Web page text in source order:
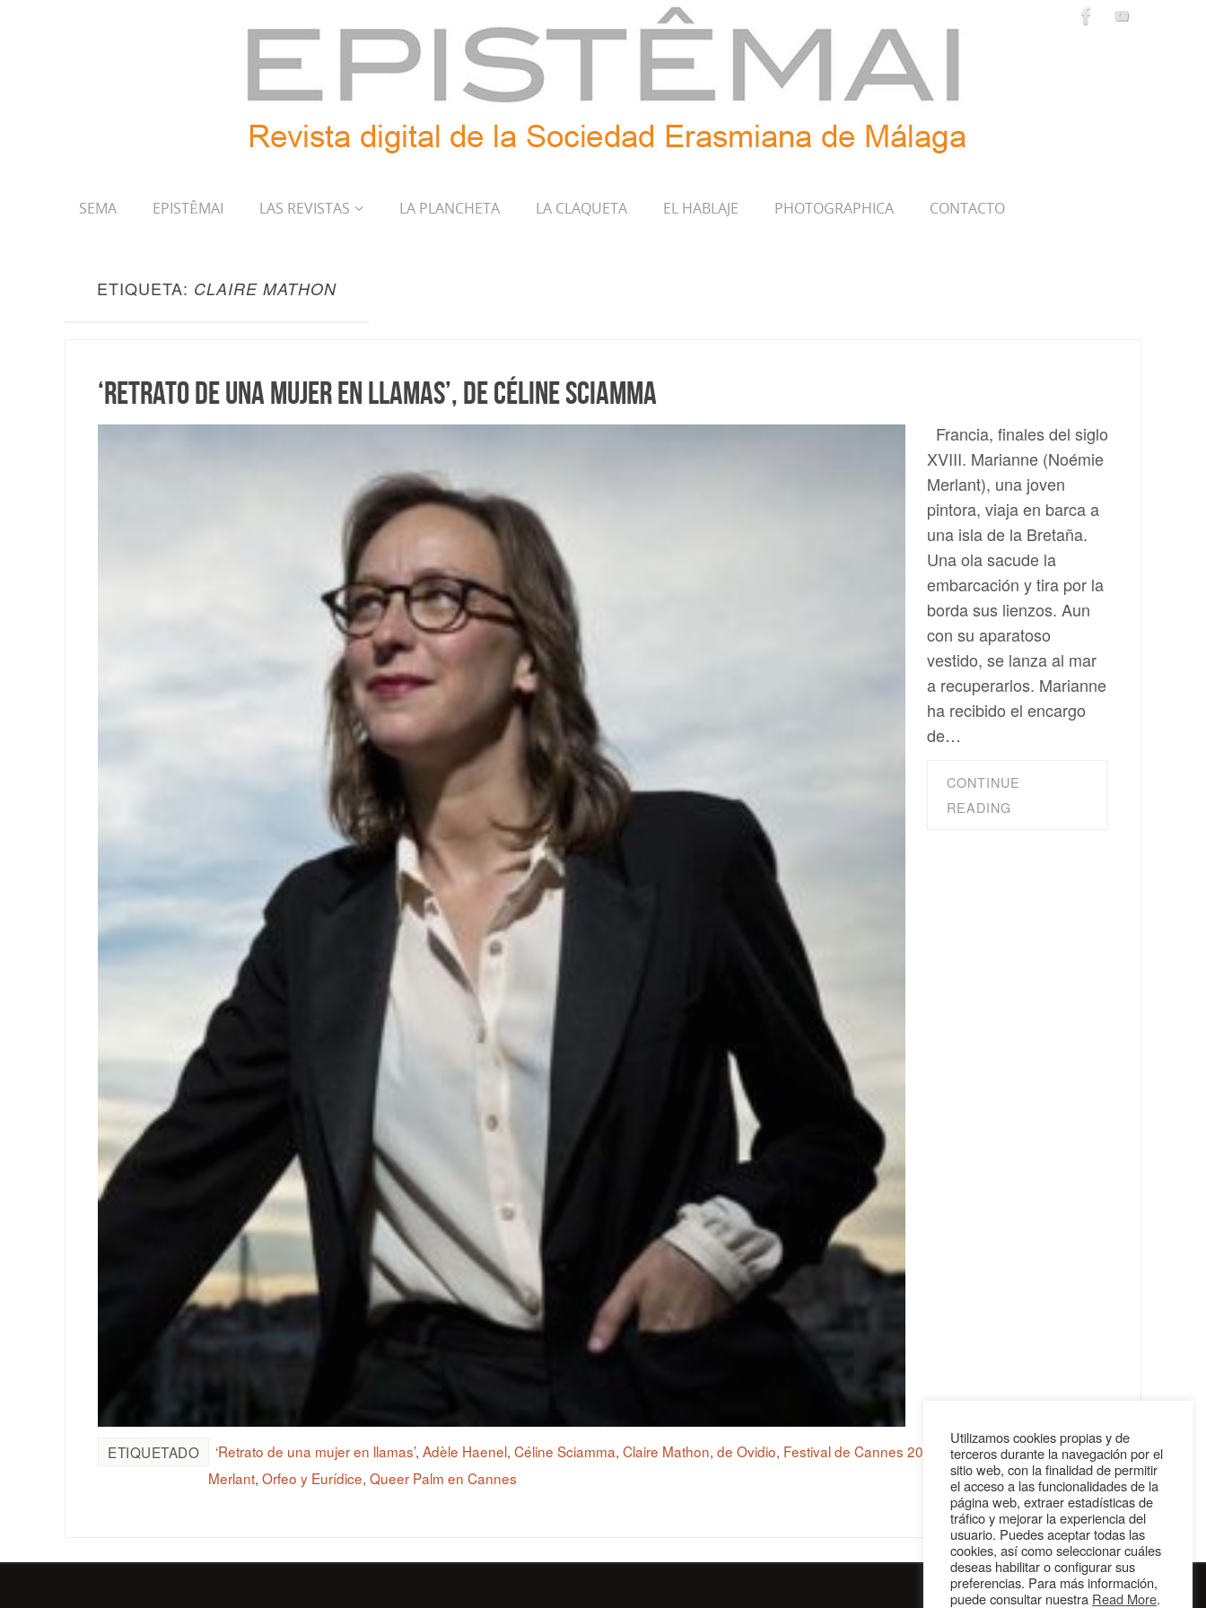
SEMA EPISTÊMAI LAS REVISTAS LA PLANCHETA LA CLAQUETA EL HABLAJE PHOTOGRAPHICA CONTACTO
ETIQUETA: CLAIRE MATHON
‘Retrato de una mujer en llamas’, de Céline Sciamma
Francia, finales del siglo
XVIII. Marianne (Noémie
Merlant), una joven
pintora, viaja en barca a
una isla de la Bretaña.
Una ola sacude la
embarcación y tira por la
borda sus lienzos. Aun
con su aparatoso
vestido, se lanza al mar
a recuperarlos. Marianne
ha recibido el encargo
de…
CONTINUE
READING
ETIQUETADO ‘Retrato de una mujer en llamas’, Adèle Haenel, Céline Sciamma, Claire Mathon, de Ovidio, Festival de Cannes 2019 Metamorfosis,Noémie
Merlant, Orfeo y Eurídice, Queer Palm en Cannes
Utilizamos cookies propias y de
terceros durante la navegación por el
sitio web, con la finalidad de permitir
el acceso a las funcionalidades de la
página web, extraer estadísticas de
tráfico y mejorar la experiencia del
usuario. Puedes aceptar todas las
cookies, así como seleccionar cuáles
deseas habilitar o configurar sus
preferencias. Para más información,
puede consultar nuestra Read More.